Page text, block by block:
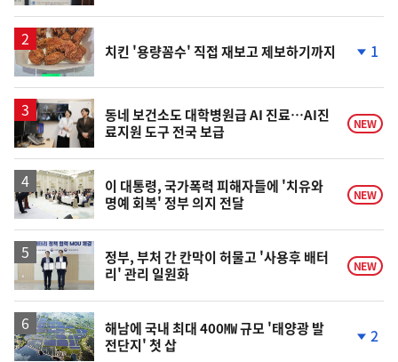
치킨 '용량꼼수' 직접 재보고 제보하기까지
계
락
1
동네 보건소도 대학병원급 AI 진료…AI진
료지원 도구 전국 보급
NEW
이 대통령, 국가폭력 피해자들에 '치유와
명예 회복' 정부 의지 전달
NEW
정부, 부처 간 칸막이 허물고 '사용후 배터
리' 관리 일원화
NEW
해남에 국내 최대 400㎿ 규모 '태양광 발
전단지' 첫 삽
2